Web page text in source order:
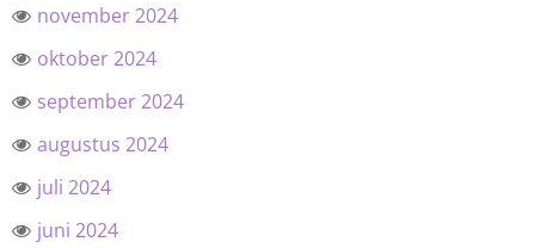
november 2024
oktober 2024
september 2024
augustus 2024
juli 2024
juni 2024